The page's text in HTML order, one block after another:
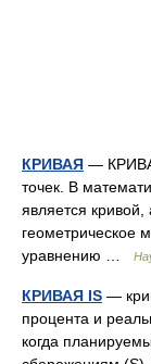
КРИВАЯ —
точек. В
является кривой,
геометрическое
уравнению …
КРИВАЯ IS —
процента и
когда